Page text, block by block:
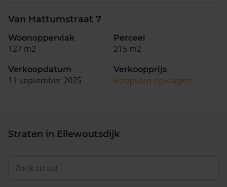
Van Hattumstraat 7
Woonoppervlak
127 m2
Perceel
215 m2
Verkoopdatum
11 september 2025
Verkoopprijs
Koopsom opvragen
Straten in Ellewoutsdijk